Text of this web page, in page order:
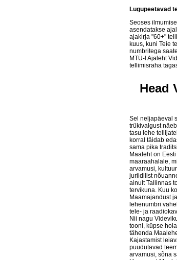
Lugupeetavad
Seoses
asendatakse
ajakirja "60+"
kuus, kuni Teie
numbritega
MTÜ-l Ajaleht
tellimisraha
Head
Sel neljapäeval
trükivalgust
tasu lehe
korral täidab
sama pika
Maaleht on
maaraahalale,
arvamusi,
juriidilist
ainult Tallinnas
tervikuna. Kuu
Maamajandust
lehenumbri
tele- ja
Nii nagu
tooni, küpse
tähenda
Kajastamist
puudutavad
arvamusi, sõna